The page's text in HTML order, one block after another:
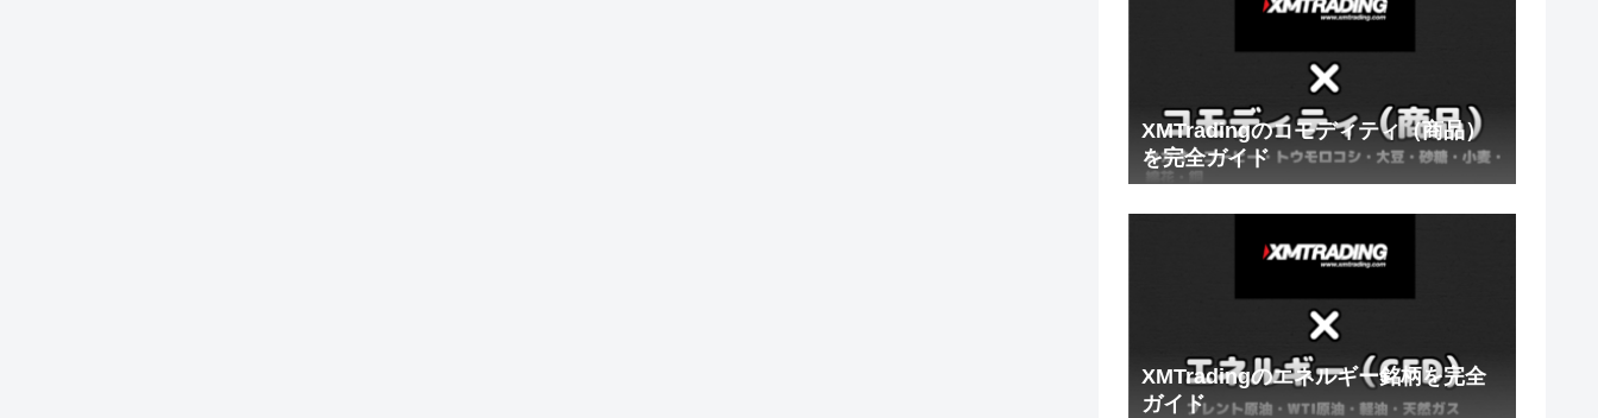
XMTradingのコモディティ（商品）
を完全ガイド
XMTradingのエネルギー銘柄を完全
ガイド